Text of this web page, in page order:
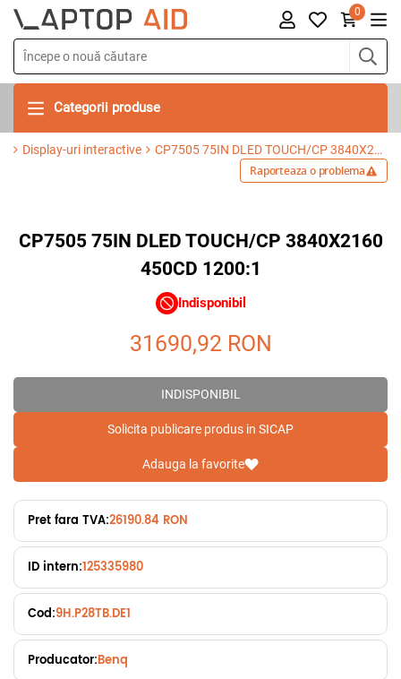
0
Categorii produse
Display-uri interactive CP7505 75IN DLED TOUCH/CP 3840X2160 450CD 1200:1
Raporteaza o problema
CP7505 75IN DLED TOUCH/CP 3840X2160
450CD 1200:1
Indisponibil
31690,92 RON
INDISPONIBIL
Solicita publicare produs in SICAP
Adauga la favorite
Pret fara TVA:26190.84 RON
ID intern:125335980
Cod:9H.P28TB.DE1
Producator:Benq